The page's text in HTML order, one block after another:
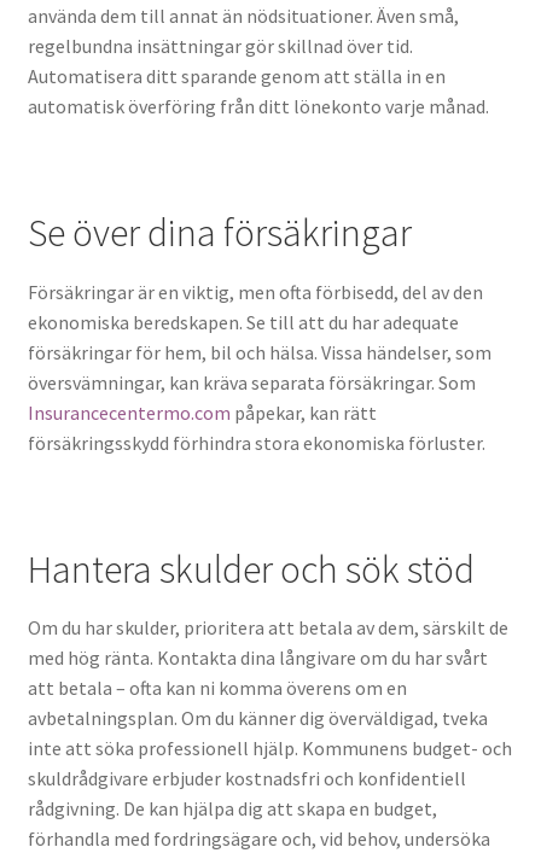
använda dem till annat än nödsituationer. Även små,
regelbundna insättningar gör skillnad över tid.
Automatisera ditt sparande genom att ställa in en
automatisk överföring från ditt lönekonto varje månad.
Se över dina försäkringar
Försäkringar är en viktig, men ofta förbisedd, del av den
ekonomiska beredskapen. Se till att du har adequate
försäkringar för hem, bil och hälsa. Vissa händelser, som
översvämningar, kan kräva separata försäkringar. Som
Insurancecentermo.com påpekar, kan rätt
försäkringsskydd förhindra stora ekonomiska förluster.
Hantera skulder och sök stöd
Om du har skulder, prioritera att betala av dem, särskilt de
med hög ränta. Kontakta dina långivare om du har svårt
att betala – ofta kan ni komma överens om en
avbetalningsplan. Om du känner dig överväldigad, tveka
inte att söka professionell hjälp. Kommunens budget- och
skuldrådgivare erbjuder kostnadsfri och konfidentiell
rådgivning. De kan hjälpa dig att skapa en budget,
förhandla med fordringsägare och, vid behov, undersöka